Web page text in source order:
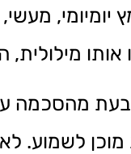
יומיומי,
אותו
נובעת
לשמוע.